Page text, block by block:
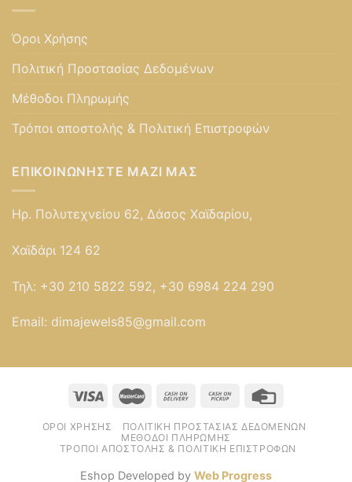
Όροι Χρήσης
Πολιτική Προστασίας Δεδομένων
Μέθοδοι Πληρωμής
Τρόποι αποστολής & Πολιτική Επιστροφών
ΕΠΙΚΟΙΝΩΝΉΣΤΕ ΜΑΖΊ ΜΑΣ
Ηρ. Πολυτεχνείου 62, Δάσος Χαϊδαρίου,
Χαϊδάρι 124 62
Τηλ: +30 210 5822 592, +30 6984 224 290
Email: dimajewels85@gmail.com
ΌΡΟΙ ΧΡΉΣΗΣ
ΠΟΛΙΤΙΚΉ ΠΡΟΣΤΑΣΊΑΣ ΔΕΔΟΜΈΝΩΝ
ΜΈΘΟΔΟΙ ΠΛΗΡΩΜΉΣ
ΤΡΌΠΟΙ ΑΠΟΣΤΟΛΉΣ & ΠΟΛΙΤΙΚΉ ΕΠΙΣΤΡΟΦΏΝ
Eshop Developed by Web Progress